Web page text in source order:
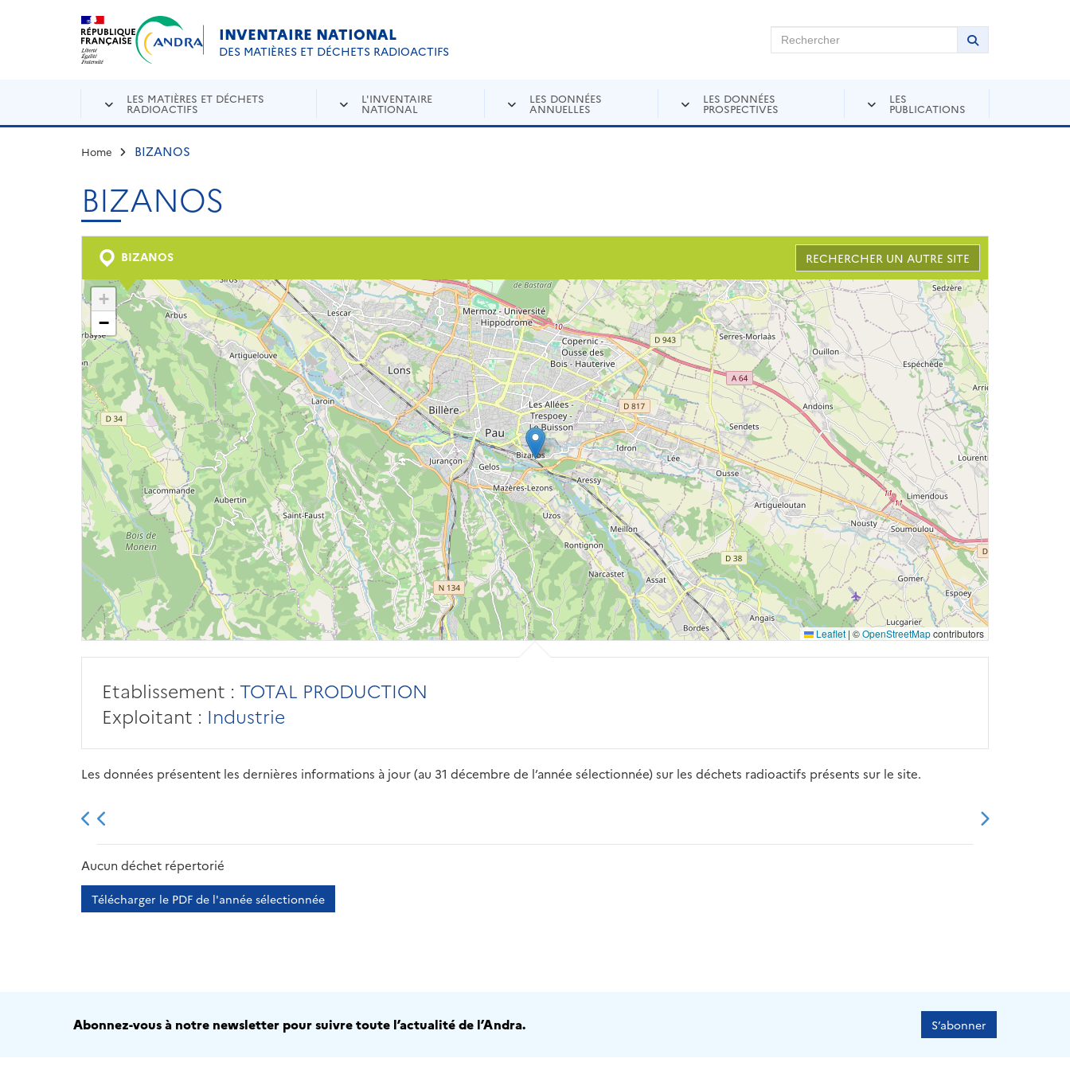
Aller au contenu principal
INVENTAIRE NATIONAL
DES MATIÈRES ET DÉCHETS RADIOACTIFS
Rechercher sur Andra Inventaire Rechercher
Lancer la
LES MATIÈRES ET DÉCHETS
RADIOACTIFS
L'INVENTAIRE
NATIONAL
LES DONNÉES
ANNUELLES
LES DONNÉES
PROSPECTIVES
LES
PUBLICATIONS
Home BIZANOS
BIZANOS
BIZANOS RECHERCHER UN AUTRE SITE
+
−
Leaflet | ©OpenStreetMapcontributors
Etablissement : TOTAL PRODUCTION
Exploitant : Industrie
Les données présentent les dernières informations à jour (au 31 décembre de l’année sélectionnée) sur les déchets radioactifs présents sur le site.
2013 2014
Aucun déchet répertorié
Télécharger le PDF de l'année sélectionnée
Abonnez-vous à notre newsletter pour suivre toute l’actualité de l’Andra. S’abonner